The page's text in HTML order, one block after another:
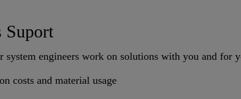
Suport
system engineers work on solutions with you and for
costs and material usage